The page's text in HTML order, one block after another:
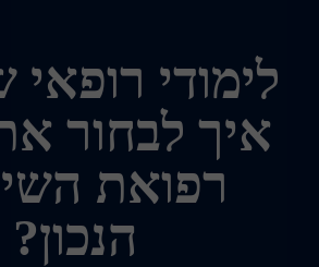
לימודי רופאי
איך לבחור
רפואת
הנכון?